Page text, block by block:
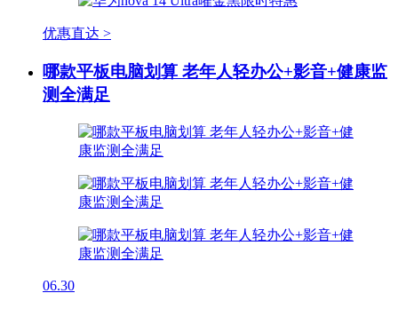
优惠直达 >
哪款平板电脑划算 老年人轻办公+影音+健康监
测全满足
06.30